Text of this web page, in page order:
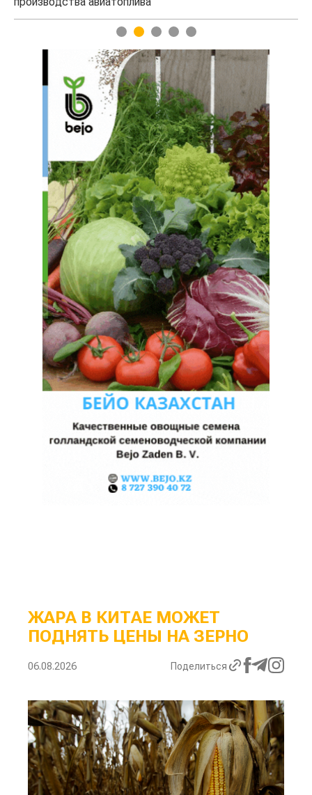
1 2 3 4 5
ЖАРА В КИТАЕ МОЖЕТ
ПОДНЯТЬ ЦЕНЫ НА ЗЕРНО
06.08.2026 Поделиться